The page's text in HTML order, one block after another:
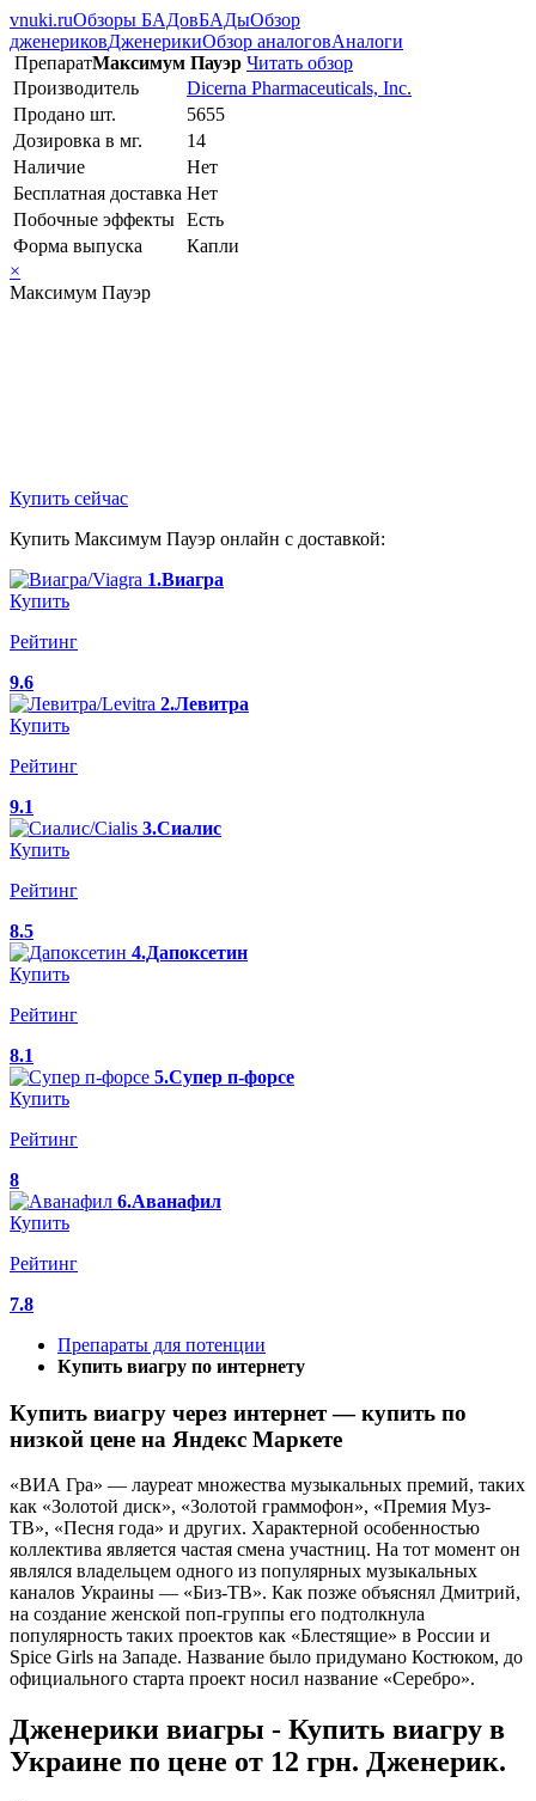
vnuki.ruОбзоры БАДовБАДыОбзор
дженериковДженерикиОбзор аналоговАналоги
ПрепаратМаксимум Пауэр Читать обзор
Производитель
Dicerna Pharmaceuticals, Inc.
Продано шт.
5655
Дозировка в мг.
14
Наличие
Нет
Бесплатная доставка Нет
Побочные эффекты Есть
Форма выпуска
Капли
×
Максимум Пауэр
Купить сейчас
Купить Максимум Пауэр онлайн с доставкой:
1.Виагра
Купить
Рейтинг
9.6
2.Левитра
Купить
Рейтинг
9.1
3.Сиалис
Купить
Рейтинг
8.5
4.Дапоксетин
Купить
Рейтинг
8.1
5.Супер п-форсе
Купить
Рейтинг
8
6.Аванафил
Купить
Рейтинг
7.8
Препараты для потенции
Купить виагру по интернету
Купить виагру через интернет — купить по
низкой цене на Яндекс Маркете
«ВИА Гра» — лауреат множества музыкальных премий, таких
как «Золотой диск», «Золотой граммофон», «Премия Муз-
ТВ», «Песня года» и других. Характерной особенностью
коллектива является частая смена участниц. На тот момент он
являлся владельцем одного из популярных музыкальных
каналов Украины — «Биз-ТВ». Как позже объяснял Дмитрий,
на создание женской поп-группы его подтолкнула
популярность таких проектов как «Блестящие» в России и
Spice Girls на Западе. Название было придумано Костюком, до
официального старта проект носил название «Серебро».
Дженерики виагры - Купить виагру в
Украине по цене от 12 грн. Дженерик.